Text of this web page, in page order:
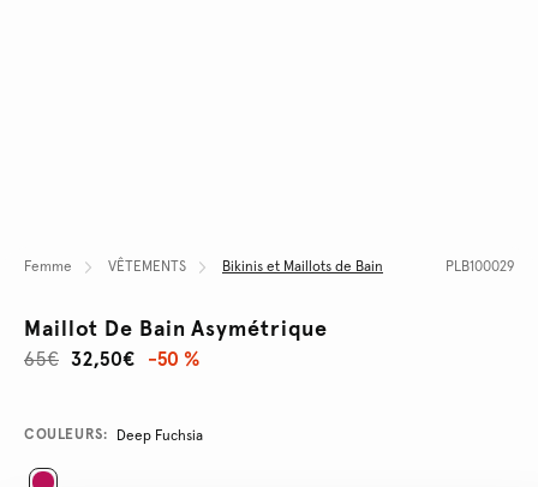
Femme VÊTEMENTS Bikinis et Maillots de Bain PLB100029
Maillot De Bain Asymétrique
32,50€
65€ -50 %
Promotions
Variations
COULEURS: Deep Fuchsia